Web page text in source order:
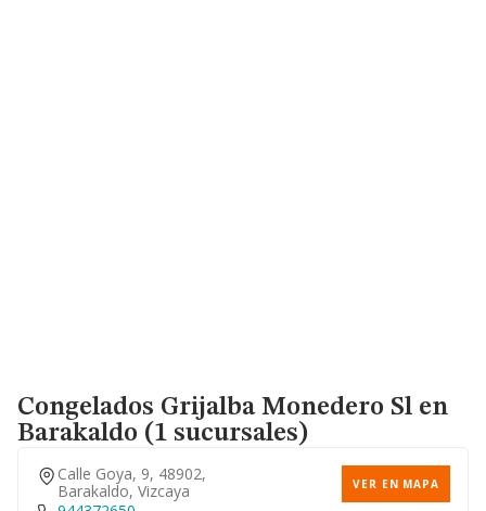
Congelados Grijalba Monedero Sl en
Barakaldo (1 sucursales)
Calle Goya, 9, 48902,
Barakaldo, Vizcaya
VER EN MAPA